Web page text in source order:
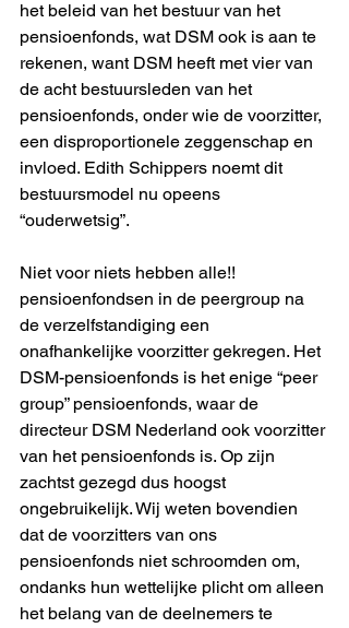
het beleid van het bestuur van het
pensioenfonds, wat DSM ook is aan te
rekenen, want DSM heeft met vier van
de acht bestuursleden van het
pensioenfonds, onder wie de voorzitter,
een disproportionele zeggenschap en
invloed. Edith Schippers noemt dit
bestuursmodel nu opeens
“ouderwetsig”.
Niet voor niets hebben alle!!
pensioenfondsen in de peergroup na
de verzelfstandiging een
onafhankelijke voorzitter gekregen. Het
DSM-pensioenfonds is het enige “peer
group” pensioenfonds, waar de
directeur DSM Nederland ook voorzitter
van het pensioenfonds is. Op zijn
zachtst gezegd dus hoogst
ongebruikelijk. Wij weten bovendien
dat de voorzitters van ons
pensioenfonds niet schroomden om,
ondanks hun wettelijke plicht om alleen
het belang van de deelnemers te